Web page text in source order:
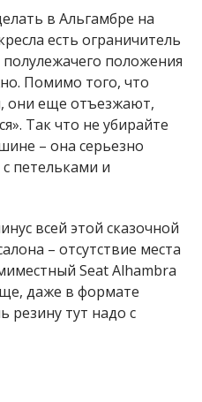
в Альгамбре на
есть ограничитель
положения
Помимо того, что
они еще отъезжают,
Так что не убирайте
– она серьезно
петельками и
всей этой сказочной
– отсутствие места
Seat Alhambra
даже в формате
резину тут надо с